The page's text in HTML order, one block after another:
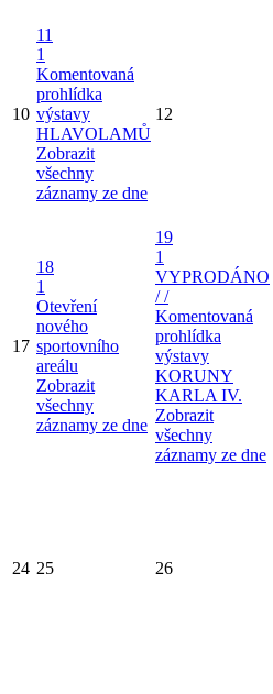
10
11
1
Komentovaná
prohlídka
výstavy
HLAVOLAMŮ
Zobrazit
všechny
záznamy ze dne
12
17
18
1
Otevření
nového
sportovního
areálu
Zobrazit
všechny
záznamy ze dne
19
1
VYPRODÁNO
/ /
Komentovaná
prohlídka
výstavy
KORUNY
KARLA IV.
Zobrazit
všechny
záznamy ze dne
24 25 26